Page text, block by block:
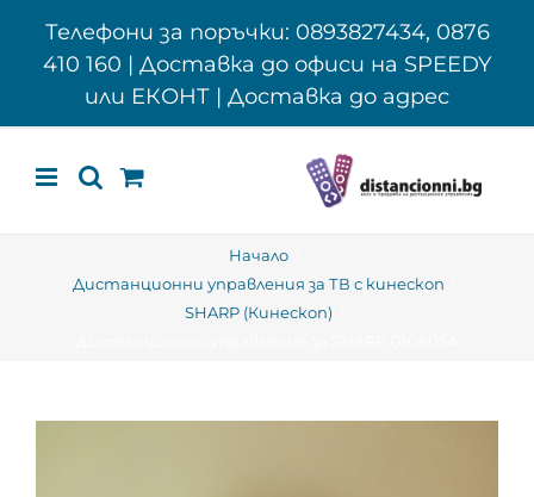
Телефони за поръчки: 0893827434, 0876
410 160 | Доставка до офиси на SPEEDY
или ЕКОНТ | Доставка до адрес
Начало
Дистанционни управления за ТВ с кинескоп
SHARP (Кинескоп)